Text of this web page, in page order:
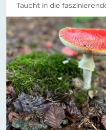
Taucht in die